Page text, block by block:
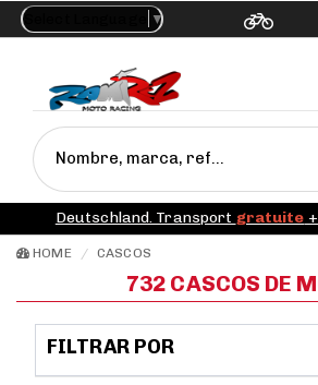
Select Language ▼
Ayuda
Deutschland. Transport gratuite
HOME CASCOS
732 CASCOS DE
FILTRAR POR